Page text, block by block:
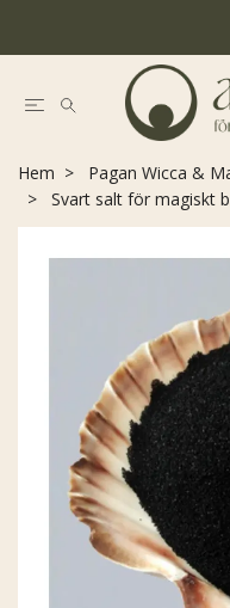
Hem Pagan Wicca &
Svart salt för magiskt